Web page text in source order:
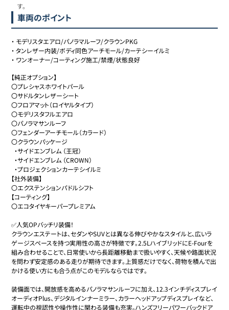
す。
車両のポイント
・ モデリスタエアロ/パノラマルーフ/クラウンPKG
・タンレザー内装/ボディ同色アーチモール/カーテシーイルミ
・ ワンオーナー/コーティング施工/禁煙/状態良好
【純正オプション】
〇プレシャスホワイトパール
〇サドルタンレザーシート
〇フロアマット（ロイヤルタイプ）
〇モデリスタフルエアロ
〇パノラマサンルーフ
〇フェンダーアーチモール（カラード）
〇クラウンパッケージ
【社外装備】
〇エクステンションパドルシフト
【コーティング】
〇エコタイヤキーパープレミアム
✅人気OPバッチリ装備！
クラウンエステートは、セダンやSUVとは異なる伸びやかなスタイルと、広いラ
ゲージスペースを持つ実用性の高さが特徴です。2.5LハイブリッドにE-Fourを
組み合わせることで、日常使いから長距離移動まで扱いやすく、天候や路面状況
を問わず安定感のある走りが期待できます。上質感だけでなく、荷物を積んで出
かける使い方にも合う点がこのモデルならではです。
装備面では、開放感を高めるパノラマサンルーフに加え、12.3インチディスプレイ
オーディオPlus、デジタルインナーミラー、カラーヘッドアップディスプレイなど、
運転中の視認性や操作性に関わる装備も充実。ハンズフリーパワーバックドア